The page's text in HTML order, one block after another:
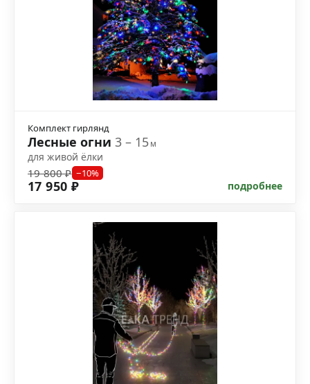
Комплект гирлянд
Лесные огни 3 – 15м
для живой ёлки
19 800 ₽ −10%
17 950 ₽ подробнее